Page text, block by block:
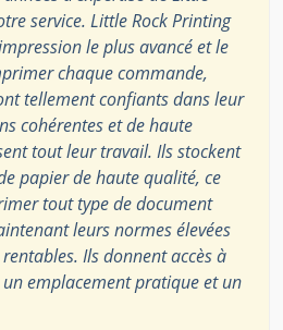
service. Little Rock Printing
le plus avancé et le
chaque commande,
tellement confiants dans leur
cohérentes et de haute
tout leur travail. Ils stockent
papier de haute qualité, ce
tout type de document
leurs normes élevées
Ils donnent accès à
un emplacement pratique et un